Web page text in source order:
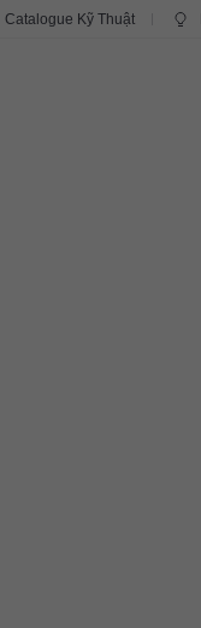
Catalogue Kỹ Thuật